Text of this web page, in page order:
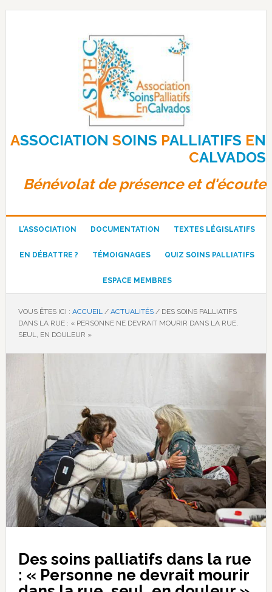
Passer
Passer
Passer
ASSOCIATIONSOINS PALLIATIFS EN
CALVADOS
Bénévolat de présence et d'écoute
L’ASSOCIATION DOCUMENTATION TEXTES LÉGISLATIFS
EN DÉBATTRE ? TÉMOIGNAGES QUIZ SOINS PALLIATIFS
ESPACE MEMBRES
VOUS ÊTES ICI : ACCUEIL / ACTUALITÉS /DES SOINS PALLIATIFS
DANS LA RUE : « PERSONNE NE DEVRAIT MOURIR DANS LA RUE,
SEUL, EN DOULEUR »
Des soins palliatifs dans la rue
: « Personne ne devrait mourir